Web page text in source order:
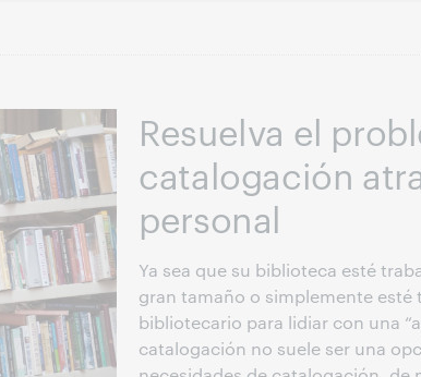
Resuelva el
catalogación
personal
Ya sea que su biblioteca esté
gran tamaño o simplemente
bibliotecario para lidiar con una
catalogación no suele ser una